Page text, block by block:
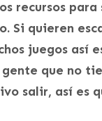
recursos
Si quieren
juegos así
que no
salir, así es